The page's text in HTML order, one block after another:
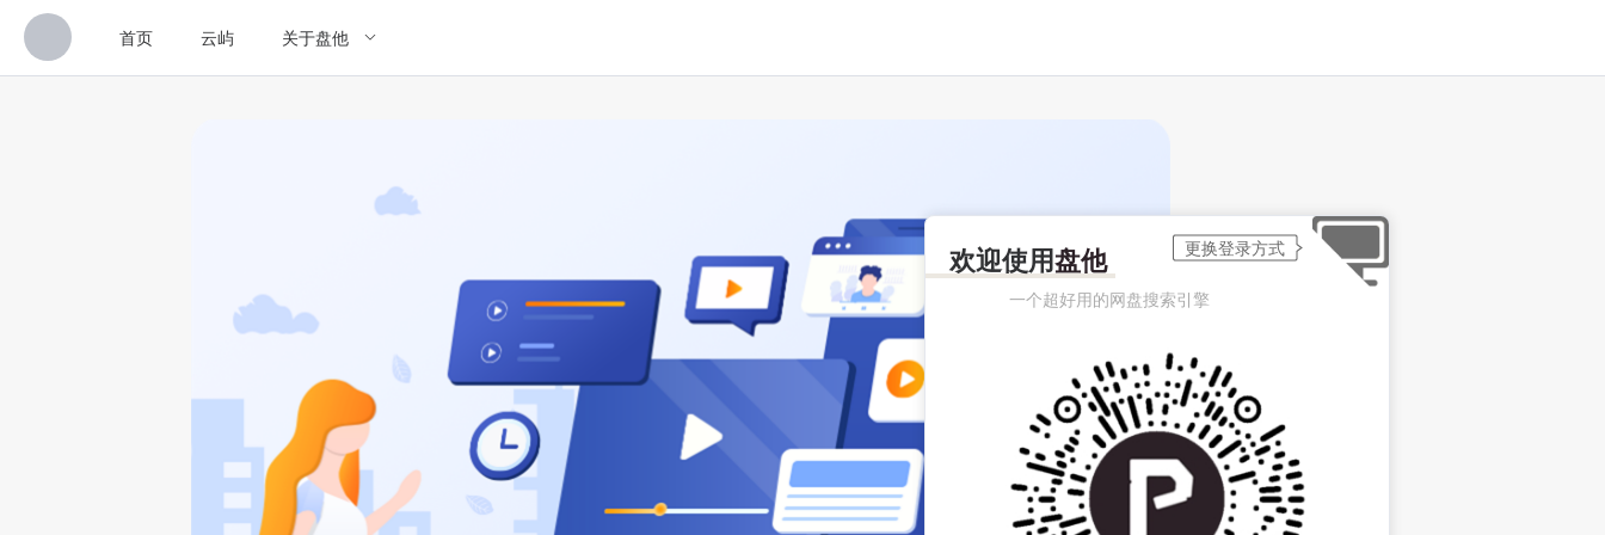
首页 云屿 关于盘他
欢迎使用盘他
一个超好用的网盘搜索引擎